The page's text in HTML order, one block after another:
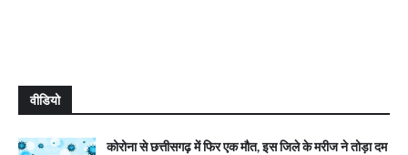
वीडियो
कोरोना से छत्तीसगढ़ में फिर एक मौत, इस जिले के मरीज ने तोड़ा दम